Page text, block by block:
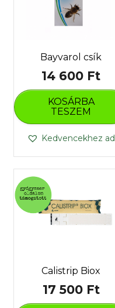
Bayvarol csík
14 600 Ft
KOSÁRBA
TESZEM
Kedvencekhez ad
Calistrip Biox
17 500 Ft